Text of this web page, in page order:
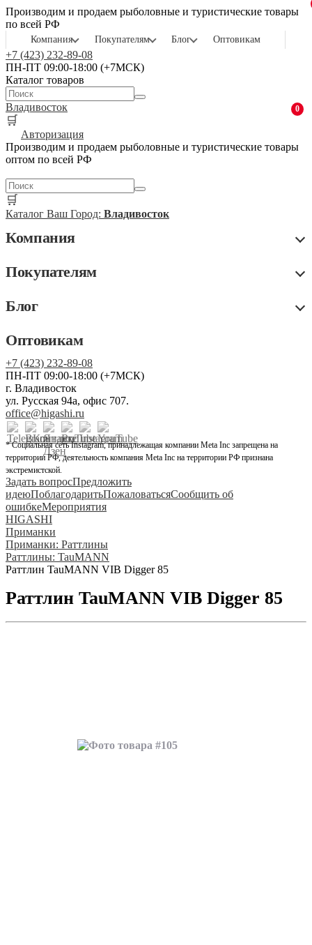
Производим и продаем рыболовные и туристические товары
по всей РФ
Компания Покупателям Блог Оптовикам
+7 (423) 232-89-08
ПН-ПТ 09:00-18:00 (+7МСК)
Каталог товаров
Владивосток
🛒
0
Авторизация
Производим и продаем рыболовные и туристические товары
оптом по всей РФ
🛒
Каталог Ваш Город: Владивосток
Компания
Покупателям
Блог
Оптовикам
+7 (423) 232-89-08
ПН-ПТ 09:00-18:00 (+7МСК)
г. Владивосток
ул. Русская 94а, офис 707.
office@higashi.ru
* Социальная сеть Instagram, принадлежащая компании Meta Inc запрещена на
территории РФ, деятельность компания Meta Inc на территории РФ признана
экстремистской.
Задать вопросПредложить
идеюПоблагодаритьПожаловатьсяСообщить об
ошибкеМероприятия
HIGASHI
Приманки
Приманки: Раттлины
Раттлины: TauMANN
Раттлин TauMANN VIB Digger 85
Раттлин TauMANN VIB Digger 85